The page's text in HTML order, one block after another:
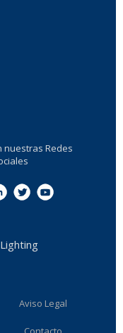
nuestras Redes
Aviso Legal